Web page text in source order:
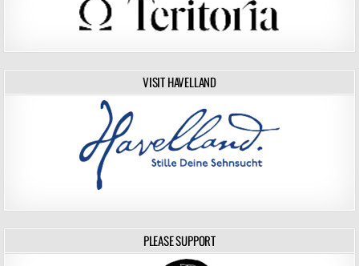
VISIT HAVELLAND
PLEASE SUPPORT